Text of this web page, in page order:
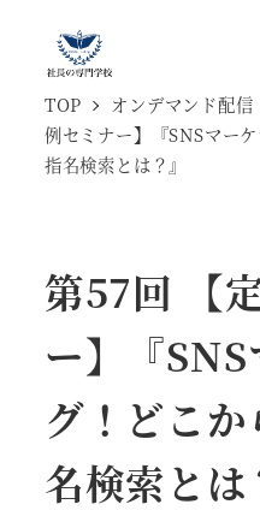
TOP オンデマンド配信
例セミナー】『SNSマー
指名検索とは？』
第57回 【
ー】『
グ！どこ
名検索とは